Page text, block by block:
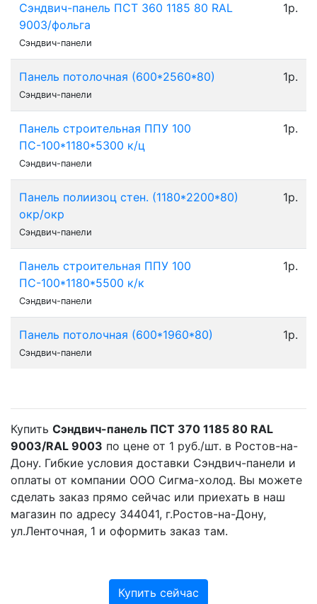
Сэндвич-панель ПСТ 360 1185 80 RAL
9003/фольга
Сэндвич-панели
1р.
Панель потолочная (600*2560*80)
Сэндвич-панели
1р.
Панель строительная ППУ 100
ПС-100*1180*5300 к/ц
Сэндвич-панели
1р.
Панель полиизоц стен. (1180*2200*80)
окр/окр
Сэндвич-панели
1р.
Панель строительная ППУ 100
ПС-100*1180*5500 к/к
Сэндвич-панели
1р.
Панель потолочная (600*1960*80)
Сэндвич-панели
1р.
Купить Сэндвич-панель ПСТ 370 1185 80 RAL
9003/RAL 9003 по цене от 1 руб./шт. в Ростов-на-
Дону. Гибкие условия доставки Сэндвич-панели и
оплаты от компании ООО Сигма-холод. Вы можете
сделать заказ прямо сейчас или приехать в наш
магазин по адресу 344041, г.Ростов-на-Дону,
ул.Ленточная, 1 и оформить заказ там.
Купить сейчас